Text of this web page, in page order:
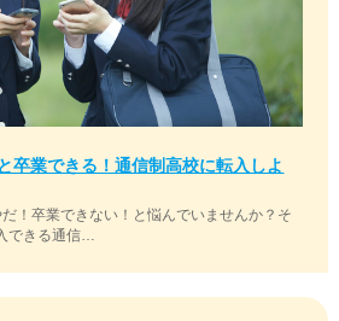
卒業できる！通信制高校に転入しよ
！卒業できない！と悩んでいませんか？そ
できる通信…